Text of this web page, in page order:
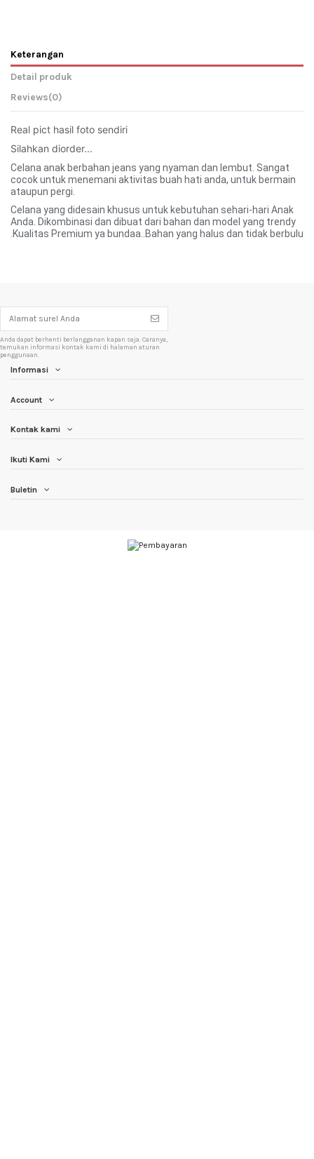
Keterangan
Detail produk
Reviews(0)
Real pict hasil foto sendiri
Silahkan diorder...
Celana anak berbahan jeans yang nyaman dan lembut. Sangat
cocok untuk menemani aktivitas buah hati anda, untuk bermain
ataupun pergi.
Celana yang didesain khusus untuk kebutuhan sehari-hari Anak
Anda. Dikombinasi dan dibuat dari bahan dan model yang trendy
.Kualitas Premium ya bundaa..Bahan yang halus dan tidak berbulu
Anda dapat berhenti berlangganan kapan saja. Caranya,
temukan informasi kontak kami di halaman aturan
penggunaan.
Informasi
Account
Kontak kami
Ikuti Kami
Buletin